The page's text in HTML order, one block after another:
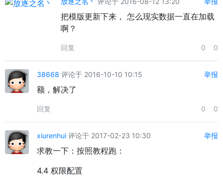
把模版更新下来， 怎么现实数据一直在加载
啊？
回复 0 0
38668 评论于 2016-10-10 10:15 举报
额，解决了
回复 0 0
xiurenhui 评论于 2017-02-23 10:30 举报
求教一下：按照教程跑：
4.4 权限配置